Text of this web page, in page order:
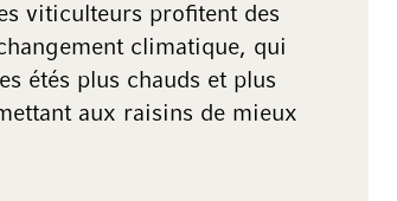
viticulteurs profitent des
climatique, qui
étés plus chauds et plus
aux raisins de mieux